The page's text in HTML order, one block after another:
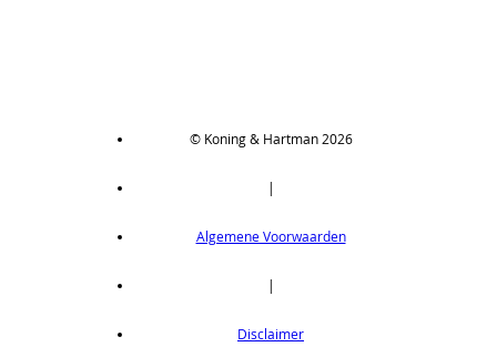
© Koning & Hartman 2026
|
Algemene Voorwaarden
|
Disclaimer